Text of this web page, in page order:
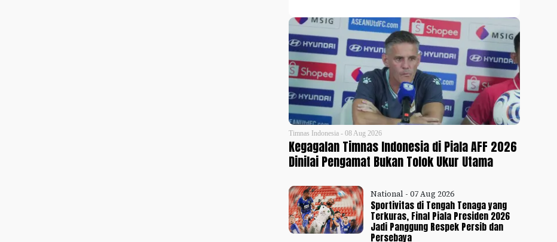
Timnas Indonesia - 08 Aug 2026
Kegagalan Timnas Indonesia di Piala AFF 2026
Dinilai Pengamat Bukan Tolok Ukur Utama
National - 07 Aug 2026
Sportivitas di Tengah Tenaga yang
Terkuras, Final Piala Presiden 2026
Jadi Panggung Respek Persib dan
Persebaya